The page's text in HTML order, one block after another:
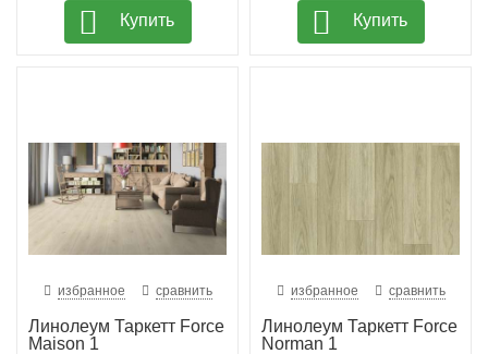
Купить Купить
избранное сравнить
Линолеум Таркетт Force
Maison 1
избранное сравнить
Линолеум Таркетт Force
Norman 1